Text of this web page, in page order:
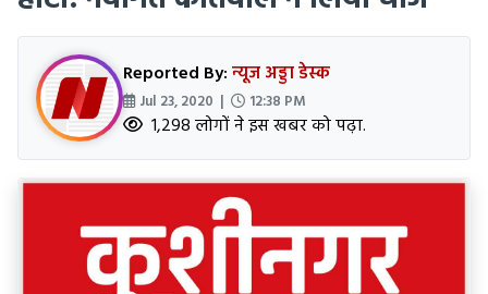
Reported By:न्यूज अड्डा डेस्क
Jul 23, 2020 | 12:38 PM
1,298 लोगों ने इस खबर को पढ़ा.